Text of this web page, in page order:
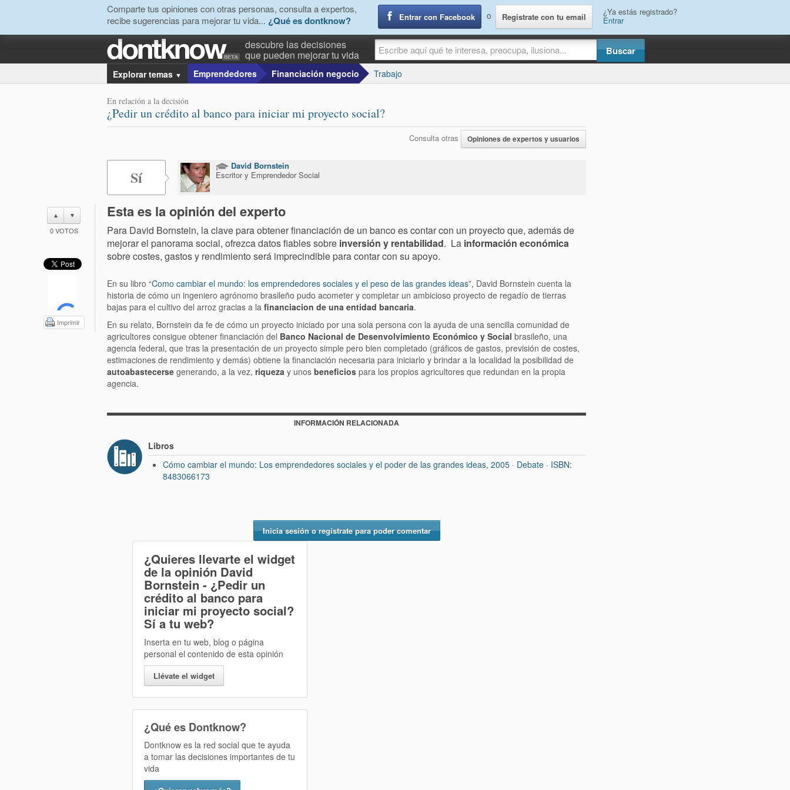
Comparte tus opiniones con otras personas, consulta a expertos,
recibe sugerencias para mejorar tu vida... ¿Qué es dontknow? Entrar con Facebook o Regístrate con tu email ¿Ya estás registrado?
Entrar
descubre las decisiones
que pueden mejorar tu vida
Explorar temas ▼ Emprendedores Financiación negocio Trabajo
En relación a la decisión
¿Pedir un crédito al banco para iniciar mi proyecto social?
Consulta otras Opiniones de expertos y usuarios
Sí
David Bornstein
Escritor y Emprendedor Social
▲ ▼
0VOTOS
Imprimir
Esta es la opinión del experto
Para David Bornstein, la clave para obtener financiación de un banco es contar con un proyecto que, además de
mejorar el panorama social, ofrezca datos fiables sobre inversión y rentabilidad. La información económica
sobre costes, gastos y rendimiento será imprecindible para contar con su apoyo.
En su libro “Como cambiar el mundo: los emprendedores sociales y el peso de las grandes ideas”, David Bornstein cuenta la
historia de cómo un ingeniero agrónomo brasileño pudo acometer y completar un ambicioso proyecto de regadío de tierras
bajas para el cultivo del arroz gracias a la financiacion de una entidad bancaria.
En su relato, Bornstein da fe de cómo un proyecto iniciado por una sola persona con la ayuda de una sencilla comunidad de
agricultores consigue obtener financiación del Banco Nacional de Desenvolvimiento Económico y Social brasileño, una
agencia federal, que tras la presentación de un proyecto simple pero bien completado (gráficos de gastos, previsión de costes,
estimaciones de rendimiento y demás) obtiene la financiación necesaria para iniciarlo y brindar a la localidad la posibilidad de
autoabastecerse generando, a la vez, riqueza y unos beneficios para los propios agricultores que redundan en la propia
agencia.
INFORMACIÓN RELACIONADA
Libros
Cómo cambiar el mundo: Los emprendedores sociales y el poder de las grandes ideas, 2005 · Debate · ISBN:
8483066173
Inicia sesión o regístrate para poder comentar
¿Quieres llevarte el widget
de la opinión David
Bornstein - ¿Pedir un
crédito al banco para
iniciar mi proyecto social?
Sí a tu web?
Inserta en tu web, blog o página
personal el contenido de esta opinión
Llévate el widget
¿Qué es Dontknow?
Dontknow es la red social que te ayuda
a tomar las decisiones importantes de tu
vida